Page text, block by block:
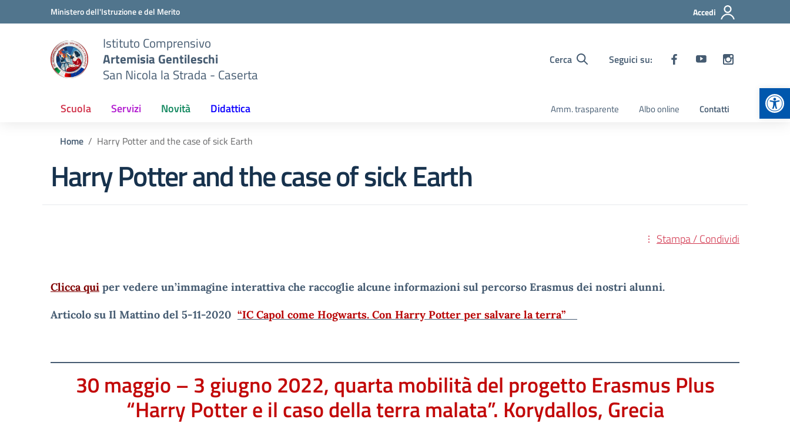
Vai ai contenuti
Vai al menu di navigazioneMinistero dell'Istruzione e del Merito Accedi
Istituto Comprensivo
Artemisia Gentileschi
San Nicola la Strada - Caserta
Cerca Seguici su:
Scuola Servizi Novità Didattica Amm. trasparente Albo online Contatti
Home Harry Potter and the case of sick Earth
Harry Potter and the case of sick Earth
Stampa / Condividi
Clicca qui per vedere un’immagine interattiva che raccoglie alcune informazioni sul percorso Erasmus dei nostri alunni.
Articolo su Il Mattino del 5-11-2020 “IC Capol come Hogwarts. Con Harry Potter per salvare la terra”
30 maggio – 3 giugno 2022, quarta mobilità del progetto Erasmus Plus
“Harry Potter e il caso della terra malata”. Korydallos, Grecia